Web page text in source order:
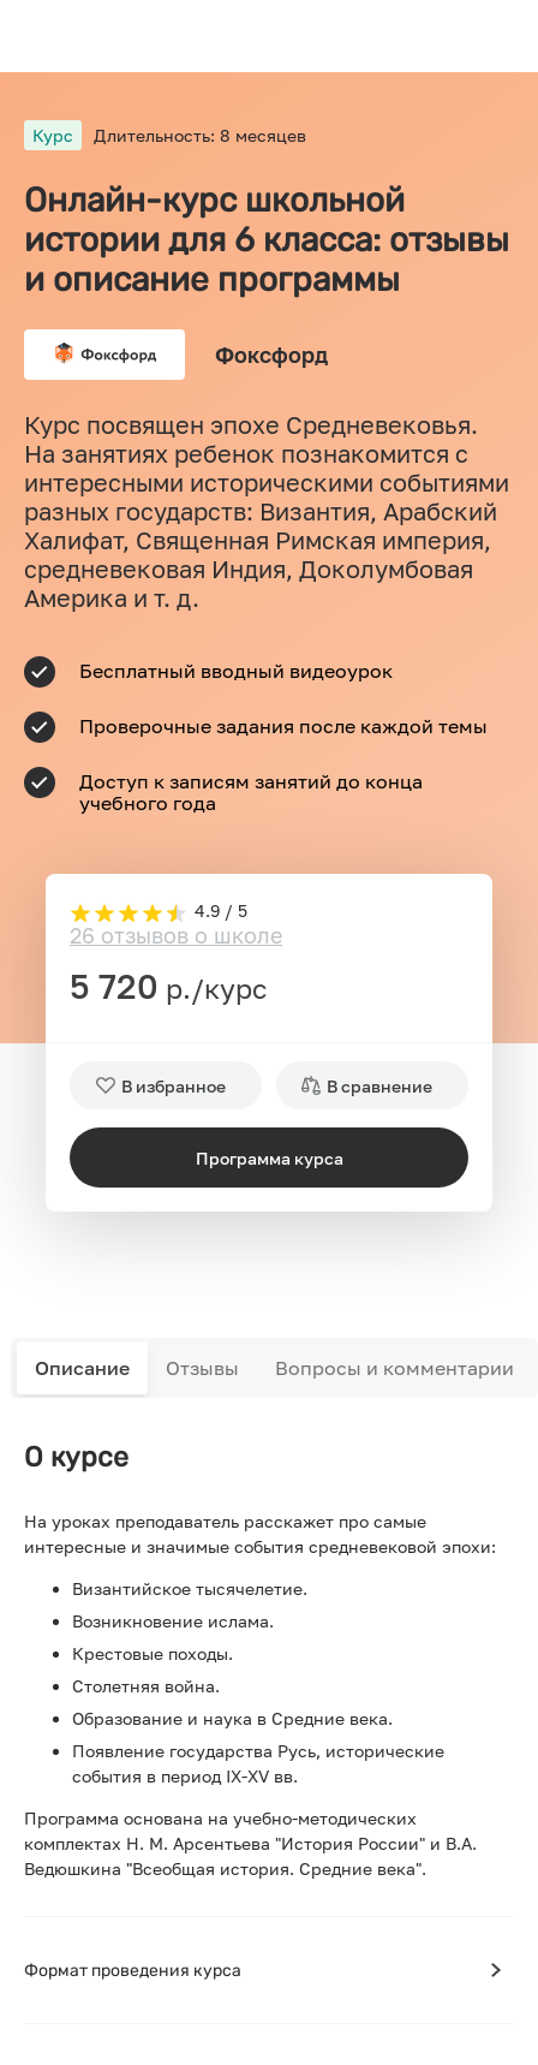
Курс Длительность: 8 месяцев
Онлайн-курс школьной
истории для 6 класса: отзывы
и описание программы
Фоксфорд
Курс посвящен эпохе Средневековья.
На занятиях ребенок познакомится с
интересными историческими событиями
разных государств: Византия, Арабский
Халифат, Священная Римская империя,
средневековая Индия, Доколумбовая
Америка и т. д.
Бесплатный вводный видеоурок
Проверочные задания после каждой темы
Доступ к записям занятий до конца
учебного года
4.9 / 5
26 отзывов о школе
5 720 р./курс
В избранное В сравнение
Программа курса
Описание Отзывы Вопросы и комментарии
О курсе
На уроках преподаватель расскажет про самые
интересные и значимые события средневековой эпохи:
Византийское тысячелетие.
Возникновение ислама.
Крестовые походы.
Столетняя война.
Образование и наука в Средние века.
Появление государства Русь, исторические
события в период IX-XV вв.
Программа основана на учебно-методических
комплектах Н. М. Арсентьева "История России" и В.А.
Ведюшкина "Всеобщая история. Средние века".
Формат проведения курса